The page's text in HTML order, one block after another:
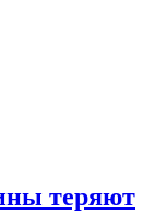
теряют